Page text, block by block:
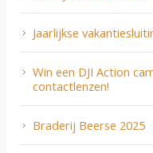
Jaarlijkse
Win een DJI Action
contactlenzen!
Braderij Beerse 2025